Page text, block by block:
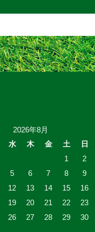
2026年8月
水 木 金 土
日
1
2
5 6 7 8
9
12 13 14 15
16
19 20 21 22
23
26 27 28 29
30